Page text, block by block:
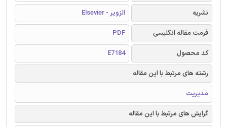
نشریه
الزویر - Elsevier
فرمت مقاله انگلیسی
PDF
کد محصول
E7184
رشته های مرتبط با این مقاله
مدیریت
گرایش های مرتبط با این مقاله